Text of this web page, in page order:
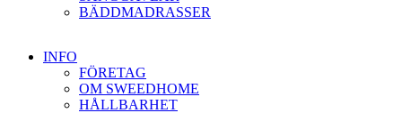
BÄDDMADRASSER
INFO
FÖRETAG
OM SWEEDHOME
HÅLLBARHET